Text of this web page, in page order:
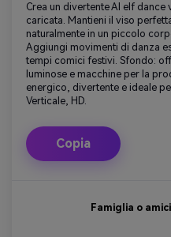
Crea un divertente AI elf
caricata. Mantieni il viso
naturalmente in un piccolo
Aggiungi movimenti di danza
tempi comici festivi. Sfondo:
luminose e macchine per la
energico, divertente e ideale
Verticale, HD.
Copia
Famiglia o